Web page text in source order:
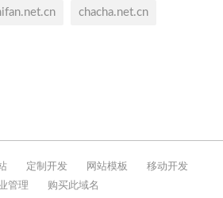
chacha.net.cn
定制开发 网站模板
移动开发
管理
购买此域名